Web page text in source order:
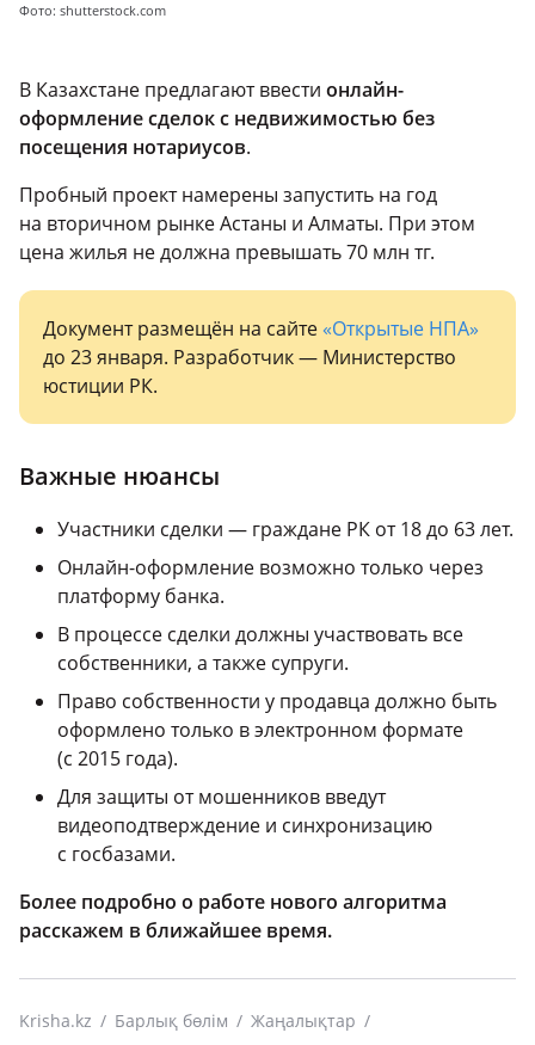
Фото: shutterstock.com
В Казахстане предлагают ввести онлайн-
оформление сделок с недвижимостью без
посещения нотариусов.
Пробный проект намерены запустить на год
на вторичном рынке Астаны и Алматы. При этом
цена жилья не должна превышать 70 млн тг.
Документ размещён на сайте «Открытые НПА»
до 23 января. Разработчик — Министерство
юстиции РК.
Важные нюансы
Участники сделки — граждане РК от 18 до 63 лет.
Онлайн-оформление возможно только через
платформу банка.
В процессе сделки должны участвовать все
собственники, а также супруги.
Право собственности у продавца должно быть
оформлено только в электронном формате
(с 2015 года).
Для защиты от мошенников введут
видеоподтверждение и синхронизацию
с госбазами.
Более подробно о работе нового алгоритма
расскажем в ближайшее время.
Krisha.kz Барлық бөлім Жаңалықтар